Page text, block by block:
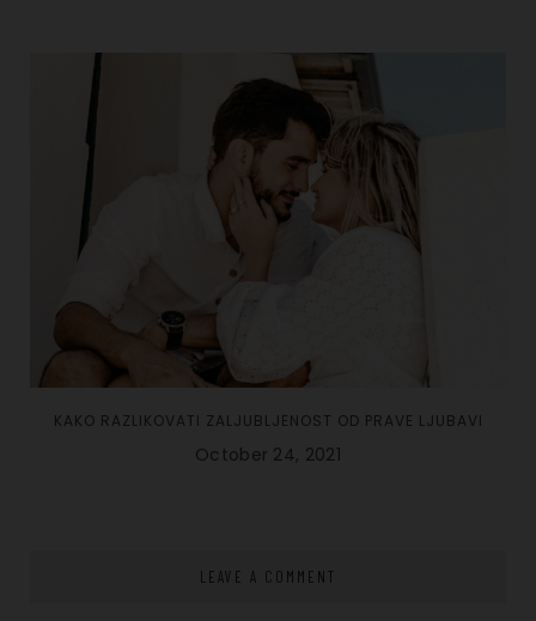
KAKO RAZLIKOVATI ZALJUBLJENOST OD PRAVE LJUBAVI
October 24, 2021
LEAVE A COMMENT